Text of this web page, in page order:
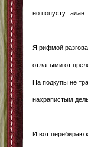
но попусту
Я рифмой
отжатыми от
На подкупы не
нахрапистым
И вот перебираю